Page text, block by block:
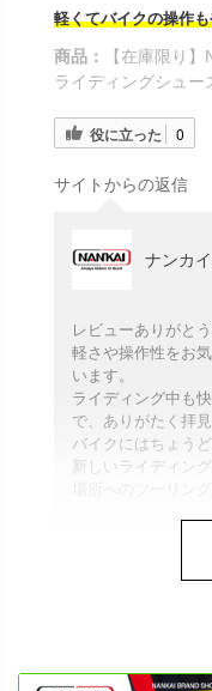
軽くてバイクの操作
商品：
【在庫限り
ライディングシュ
役に立った 0
サイトからの返信
ナンカ
レビューありがと
軽さや操作性をお
います。
ライディング中も
で、ありがたく拝
バイクにはちょう
新しいライディン